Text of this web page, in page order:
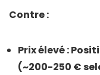
Contre:
Prix élevé:
(~200-250 €